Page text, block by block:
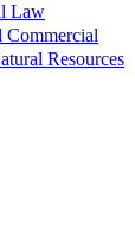
Law
Commercial
Resources